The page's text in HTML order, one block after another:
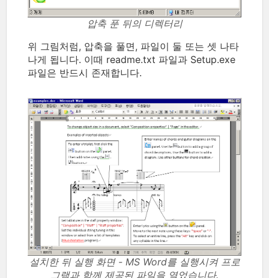
압축 푼 뒤의 디렉터리
위 그림처럼, 압축을 풀면, 파일이 둘 또는 셋 나타
나게 됩니다. 이때 readme.txt 파일과 Setup.exe
파일은 반드시 존재합니다.
설치한 뒤 실행 화면 - MS Word를 실행시켜 프로
그램과 함께 제공된 파일을 열었습니다.